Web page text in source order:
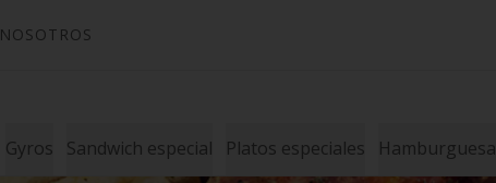
NOSOTROS
Gyros Sandwich especial Platos especiales Hamburguesa